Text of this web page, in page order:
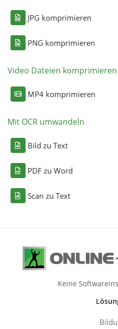
JPG komprimieren
PNG komprimieren
Video Dateien komprimieren
MP4 komprimieren
Mit OCR umwandeln
Bild zu Text
PDF zu Word
Scan zu Text
Keine